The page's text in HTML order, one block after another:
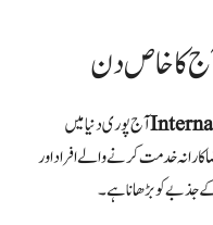
خدمت کرنے والے افراد اور